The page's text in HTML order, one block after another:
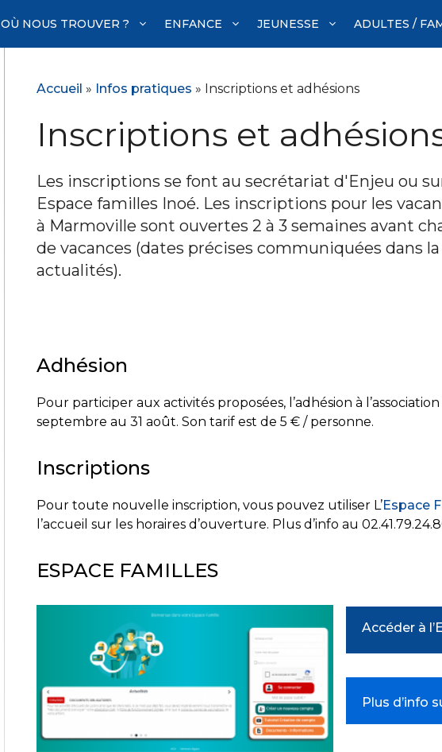
OÙ NOUS TROUVER ? ENFANCE JEUNESSE ADULTES /
Accueil » Infos pratiques » Inscriptions et adhésions
Inscriptions et
Les inscriptions se font au secrétariat d'Enjeu ou
Espace familles Inoé. Les inscriptions pour les
à Marmoville sont ouvertes 2 à 3 semaines avant
de vacances (dates précises communiquées dans
actualités).
Adhésion
Pour participer aux activités proposées, l’adhésion à
septembre au 31 août. Son tarif est de 5 € / personne.
Inscriptions
Pour toute nouvelle inscription, vous pouvez utiliser L’Espace
l’accueil sur les horaires d’ouverture. Plus d’info au
ESPACE FAMILLES
Accéder à
Plus d’info